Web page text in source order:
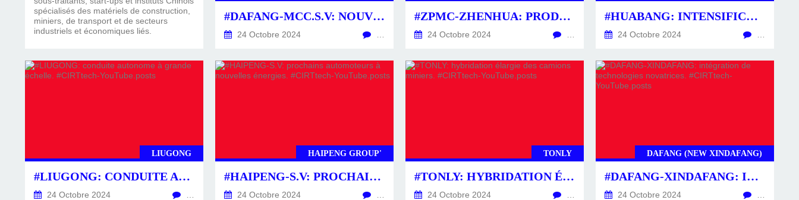
spécialisés des matériels de construction,
miniers, de transport et de secteurs
industriels et économiques liés.
#DAFANG-MCC.S.V: NOUVELLES SUSPENSIONS HYDRAULIQUES. #CIRTTECH-YOUTUBE.POSTS
24 Octobre 2024
#ZPMC-ZHENHUA: PRODUCTION EN MASSE DE GRUES OFFSHORE. #CIRTTECH-YOUTUBE.POSTS
24 Octobre 2024
#HUABANG: INTENSIFICATION DE L'OFFENSIVE MONDIALE. #CIRTTECH-YOUTUBE.POSTS
24 Octobre 2024
LIUGONG
#LIUGONG: CONDUITE AUTONOME À GRANDE ÉCHELLE. #CIRTTECH-YOUTUBE.POSTS
24 Octobre 2024
HAIPENG GROUP'
#HAIPENG-S.V: PROCHAINS AUTOMOTEURS À NOUVELLES ÉNERGIES. #CIRTTECH-YOUTUBE.POSTS
24 Octobre 2024
TONLY
#TONLY: HYBRIDATION ÉLARGIE DES CAMIONS MINIERS. #CIRTTECH-YOUTUBE.POSTS
24 Octobre 2024
DAFANG (NEW XINDAFANG)
#DAFANG-XINDAFANG: INTÉGRATION DE TECHNOLOGIES NOVATRICES. #CIRTTECH-YOUTUBE.POSTS
24 Octobre 2024